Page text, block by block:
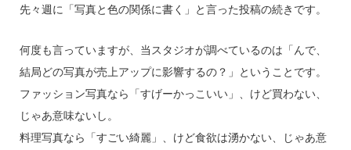
先々週に「写真と色の関係に書く」と言った投稿の続きです。
何度も言っていますが、当スタジオが調べているのは「んで、
結局どの写真が売上アップに影響するの？」ということです。
ファッション写真なら「すげーかっこいい」、けど買わない、
じゃあ意味ないし。
料理写真なら「すごい綺麗」、けど食欲は湧かない、じゃあ意